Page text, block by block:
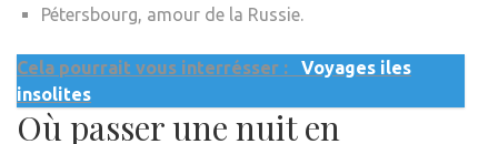
Pétersbourg, amour de la Russie.
Cela pourrait vous interrésser :
Voyages iles
insolites
Où passer une nuit en